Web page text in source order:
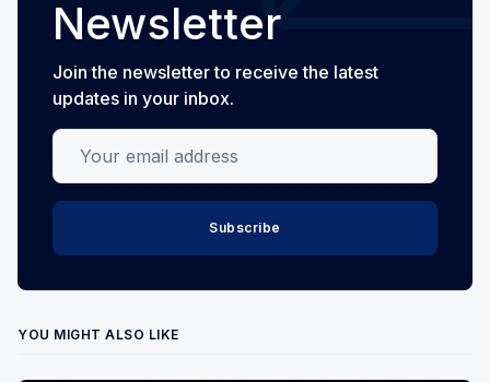
Newsletter
Join the newsletter to receive the latest
updates in your inbox.
Your email address
Subscribe
YOU MIGHT ALSO LIKE